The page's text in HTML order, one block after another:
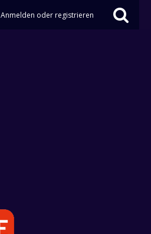
Anmelden oder registrieren